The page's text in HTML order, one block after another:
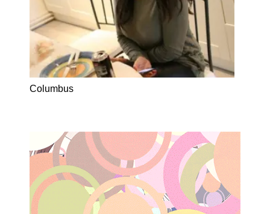
Columbus